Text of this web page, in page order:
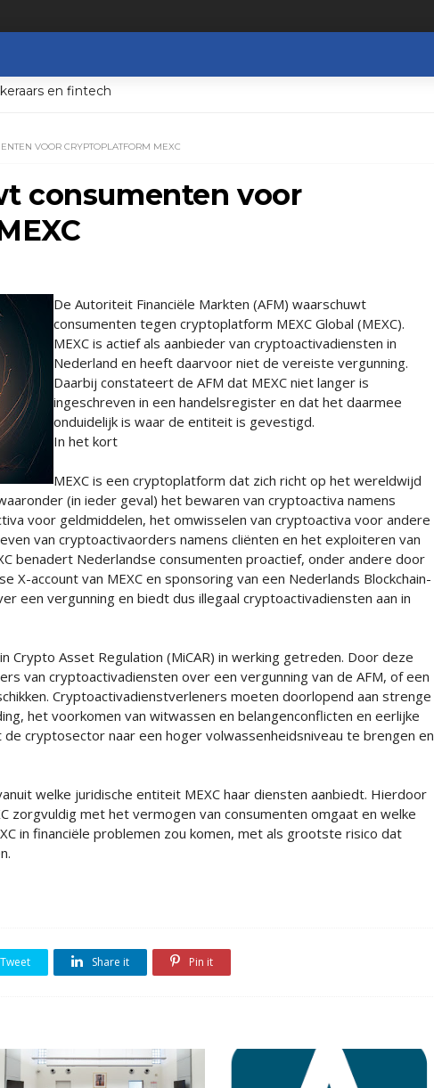
en fintech
VOOR CRYPTOPLATFORM MEXC
consumenten voor
De Autoriteit Financiële Markten (AFM) waarschuwt
consumenten tegen cryptoplatform MEXC Global (MEXC).
MEXC is actief als aanbieder van cryptoactivadiensten in
Nederland en heeft daarvoor niet de vereiste vergunning.
Daarbij constateert de AFM dat MEXC niet langer is
ingeschreven in een handelsregister en dat het daarmee
onduidelijk is waar de entiteit is gevestigd.
In het kort
MEXC is een cryptoplatform dat zich richt op het wereldwijd
(in ieder geval) het bewaren van cryptoactiva namens
voor geldmiddelen, het omwisselen van cryptoactiva voor andere
van cryptoactivaorders namens cliënten en het exploiteren van
benadert Nederlandse consumenten proactief, onder andere door
X-account van MEXC en sponsoring van een Nederlands Blockchain-
een vergunning en biedt dus illegaal cryptoactivadiensten aan in
Crypto Asset Regulation (MiCAR) in werking getreden. Door deze
van cryptoactivadiensten over een vergunning van de AFM, of een
Cryptoactivadienstverleners moeten doorlopend aan strenge
het voorkomen van witwassen en belangenconflicten en eerlijke
cryptosector naar een hoger volwassenheidsniveau te brengen en
welke juridische entiteit MEXC haar diensten aanbiedt. Hierdoor
zorgvuldig met het vermogen van consumenten omgaat en welke
in financiële problemen zou komen, met als grootste risico dat
Tweet Share it Pin it